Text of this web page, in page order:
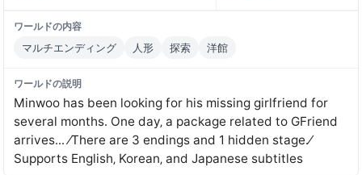
ワールドの内容
マルチエンディング 人形 探索 洋館
ワールドの説明
Minwoo has been looking for his missing girlfriend for
several months․ One day‚ a package related to GFriend
arrives․․․ ⁄There are 3 endings and 1 hidden stage․⁄
Supports English‚ Korean‚ and Japanese subtitles